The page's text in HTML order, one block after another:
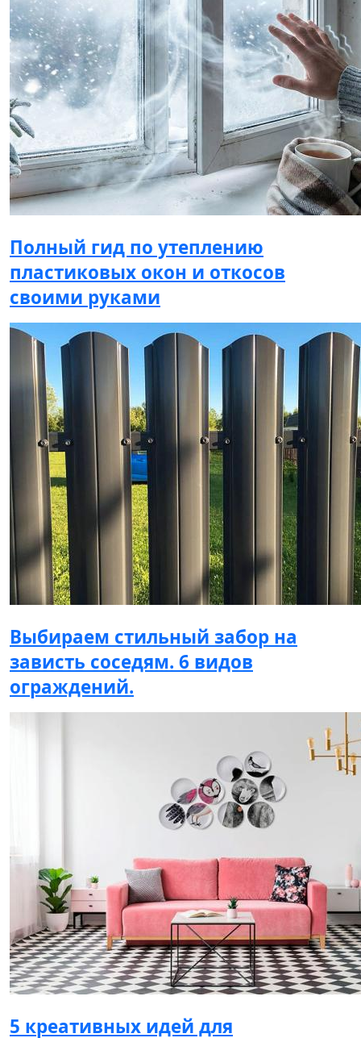
Полный гид по утеплению
пластиковых окон и откосов
своими руками
Выбираем стильный забор на
зависть соседям. 6 видов
ограждений.
5 креативных идей для